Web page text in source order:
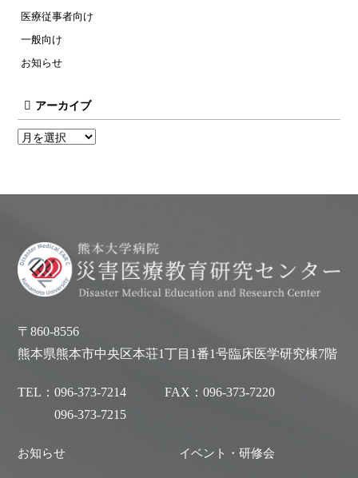
医療従事者向け
一般向け
お知らせ
アーカイブ
〒860-8556
熊本県熊本市中央区本荘1丁目1番1号臨床医学研究棟7階
TEL：096-373-7214
096-373-7215
FAX：096-373-7220
お知らせ イベント・研修会